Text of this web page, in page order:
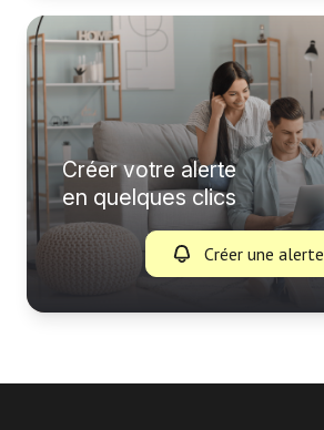
Créer votre alerte
en quelques clics
Créer une alerte